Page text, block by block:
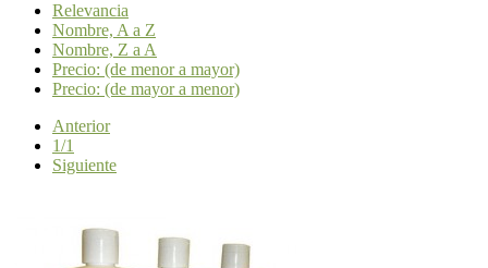
Relevancia
Nombre, A a Z
Nombre, Z a A
Precio: (de menor a mayor)
Precio: (de mayor a menor)
Anterior
1/1
Siguiente